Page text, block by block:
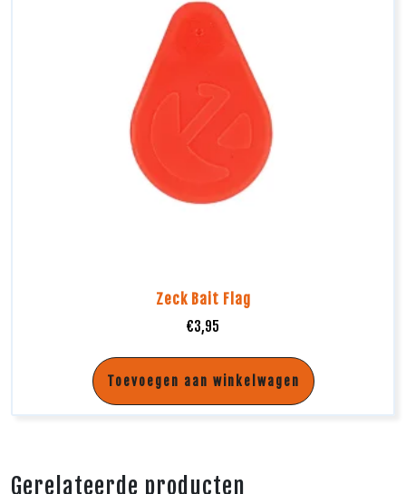
Zeck Bait Flag
€3,95
Toevoegen aan winkelwagen
Gerelateerde producten